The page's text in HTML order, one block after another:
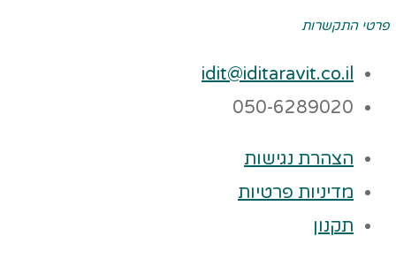
פרטי התקשרות
idit@iditaravit.co.il
050-6289020
הצהרת נגישות
מדיניות פרטיות
תקנון